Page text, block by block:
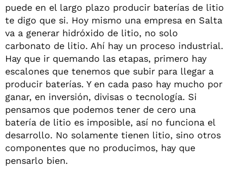
puede en el largo plazo producir baterías de litio
te digo que si. Hoy mismo una empresa en Salta
va a generar hidróxido de litio, no solo
carbonato de litio. Ahí hay un proceso industrial.
Hay que ir quemando las etapas, primero hay
escalones que tenemos que subir para llegar a
producir baterías. Y en cada paso hay mucho por
ganar, en inversión, divisas o tecnología. Si
pensamos que podemos tener de cero una
batería de litio es imposible, así no funciona el
desarrollo. No solamente tienen litio, sino otros
componentes que no producimos, hay que
pensarlo bien.